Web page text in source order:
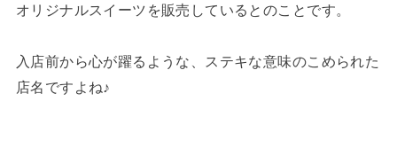
オリジナルスイーツを販売しているとのことです。
入店前から心が躍るような、ステキな意味のこめられた
店名ですよね♪